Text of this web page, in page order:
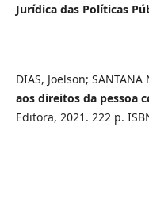
Jurídica das Políticas
DIAS, Joelson;
aos direitos da pessoa
Editora, 2021. 222 p.